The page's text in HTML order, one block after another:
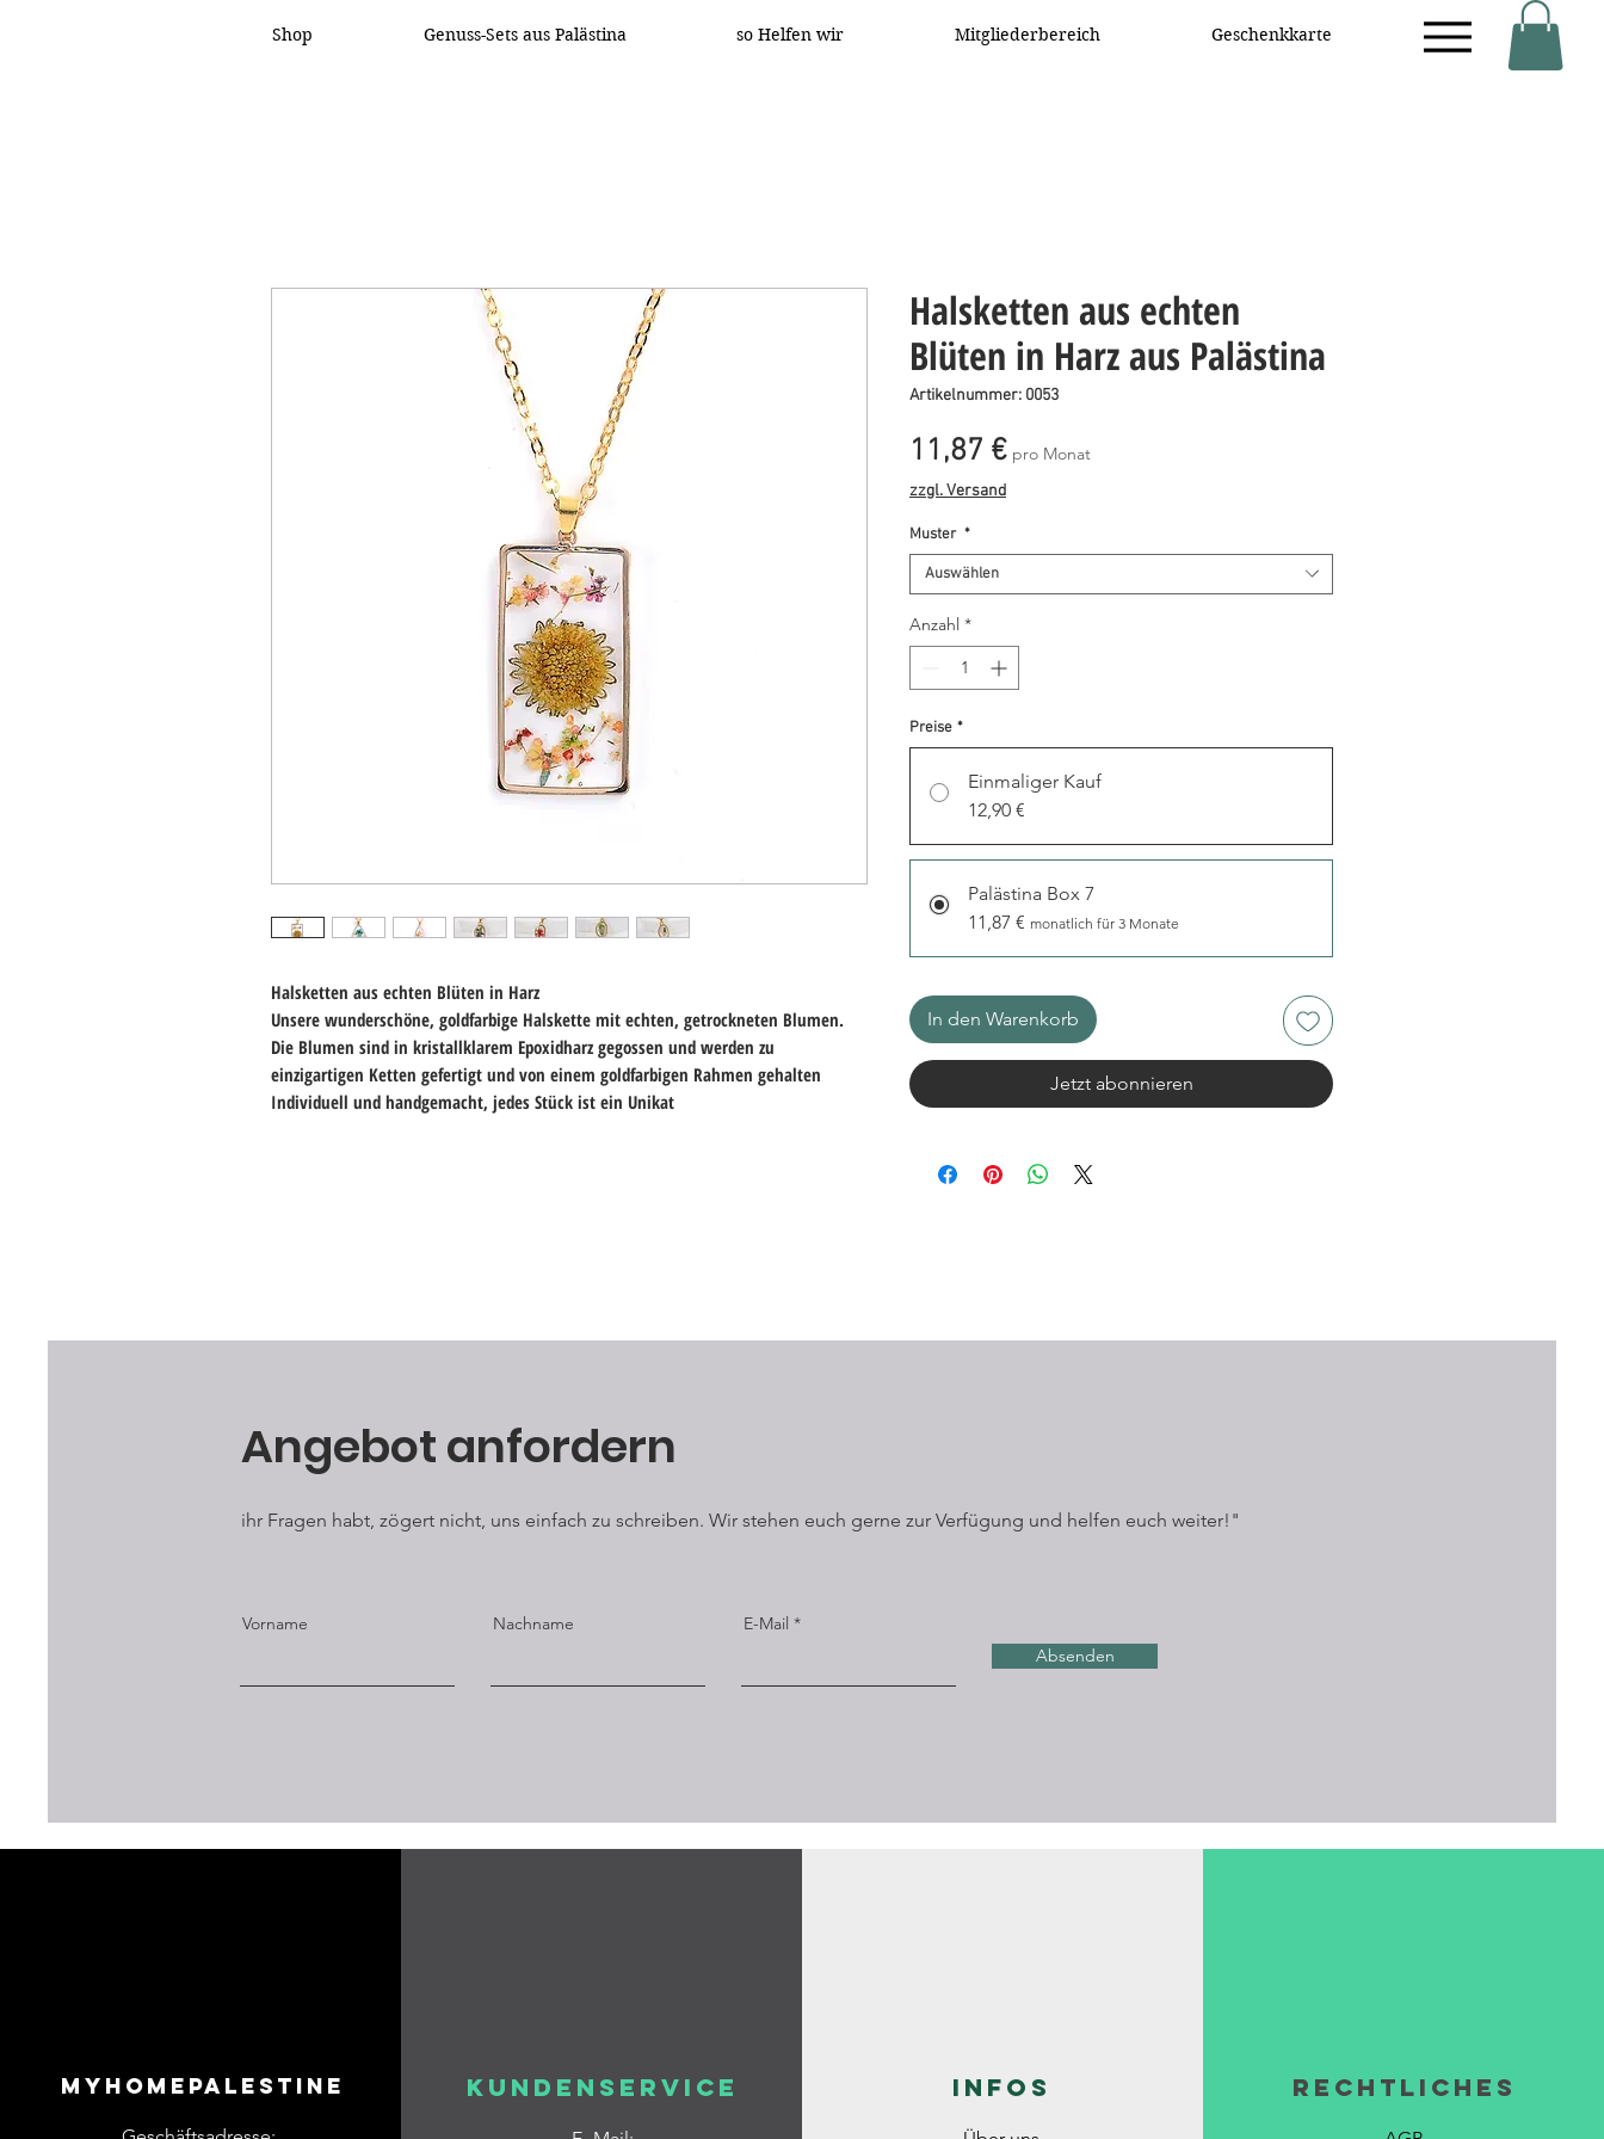
Shop Genuss-Sets aus Palästina so Helfen wir Mitgliederbereich Geschenkkarte
Halsketten aus echten Blüten in Harz
Unsere wunderschöne, goldfarbige Halskette mit echten, getrockneten Blumen.
Die Blumen sind in kristallklarem Epoxidharz gegossen und werden zu
einzigartigen Ketten gefertigt und von einem goldfarbigen Rahmen gehalten
Individuell und handgemacht, jedes Stück ist ein Unikat
Halsketten aus echten
Blüten in Harz aus Palästina
Artikelnummer: 0053
11,87 €Preis
pro Monat
zzgl. Versand
Muster *
Auswählen
Anzahl *
Preise *
Einmaliger Kauf
12,90 €
Palästina Box 7
11,87 € monatlich für 3 Monate
In den Warenkorb
Jetzt abonnieren
Angebot anfordern
ihr Fragen habt, zögert nicht, uns einfach zu schreiben. Wir stehen euch gerne zur Verfügung und helfen euch weiter!"
Vorname Nachname
E-Mail
Absenden
Myhomepalestine Kundenservice Infos Rechtliches